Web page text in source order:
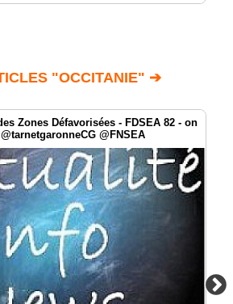
"OCCITANIE" ➔
Zones Défavorisées - FDSEA 82 - on
@FNSEA